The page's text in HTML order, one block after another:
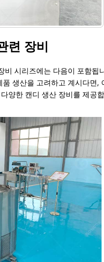
련 장비
비 시리즈에는 다음이 포함됩
생산을 고려하고 계시다면
양한 캔디 생산 장비를 제